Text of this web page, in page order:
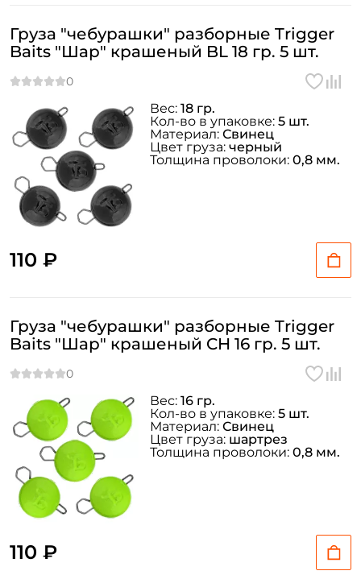
Груза "чебурашки" разборные Trigger
Baits "Шар" крашеный BL 18 гр. 5 шт.
110 ₽
Вес: 18 гр.
Кол-во в упаковке: 5 шт.
Материал: Свинец
Цвет груза: черный
Толщина проволоки: 0,8 мм.
Груза "чебурашки" разборные Trigger
Baits "Шар" крашеный CH 16 гр. 5 шт.
110 ₽
Вес: 16 гр.
Кол-во в упаковке: 5 шт.
Материал: Свинец
Цвет груза: шартрез
Толщина проволоки: 0,8 мм.